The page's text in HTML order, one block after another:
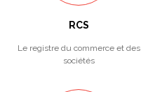
RCS
Le registre du commerce et des
sociétés